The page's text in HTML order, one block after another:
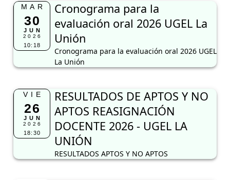
MAR
30
JUN
2026
10:18
Cronograma para la
evaluación oral 2026 UGEL La
Unión
Cronograma para la evaluación oral 2026 UGEL
La Unión
VIE
26
JUN
2026
18:30
RESULTADOS DE APTOS Y NO
APTOS REASIGNACIÓN
DOCENTE 2026 - UGEL LA
UNIÓN
RESULTADOS APTOS Y NO APTOS